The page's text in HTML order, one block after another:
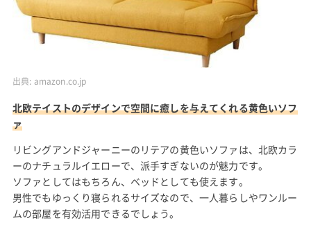
出典: amazon.co.jp
北欧テイストのデザインで空間に癒しを与えてくれる黄色いソフ
ァ
リビングアンドジャーニーのリテアの黄色いソファは、北欧カラ
ーのナチュラルイエローで、派手すぎないのが魅力です。
ソファとしてはもちろん、ベッドとしても使えます。
男性でもゆっくり寝られるサイズなので、一人暮らしやワンルー
ムの部屋を有効活用できるでしょう。